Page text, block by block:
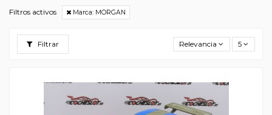
Filtros activos Marca: MORGAN
Filtrar Relevancia 5